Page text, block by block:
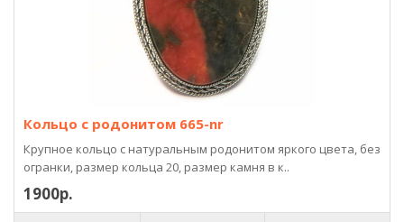
Кольцо с родонитом 665-nr
Крупное кольцо с натуральным родонитом яркого цвета, без
огранки, размер кольца 20, размер камня в к..
1900р.